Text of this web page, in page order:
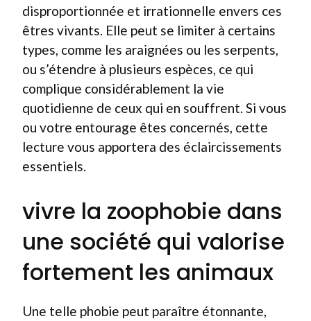
disproportionnée et irrationnelle envers ces
êtres vivants. Elle peut se limiter à certains
types, comme les araignées ou les serpents,
ou s’étendre à plusieurs espèces, ce qui
complique considérablement la vie
quotidienne de ceux qui en souffrent. Si vous
ou votre entourage êtes concernés, cette
lecture vous apportera des éclaircissements
essentiels.
vivre la zoophobie dans
une société qui valorise
fortement les animaux
Une telle phobie peut paraître étonnante,